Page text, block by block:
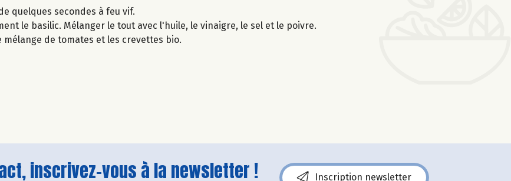
quelques secondes à feu vif.
le basilic. Mélanger le tout avec l'huile, le vinaigre, le sel et le poivre.
de tomates et les crevettes bio.
inscrivez-vous à la newsletter ! Inscription newsletter